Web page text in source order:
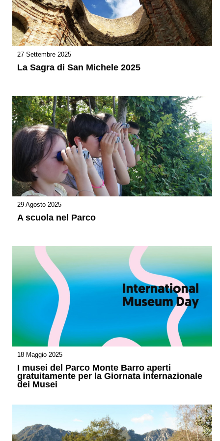
27 Settembre 2025
La Sagra di San Michele 2025
29 Agosto 2025
A scuola nel Parco
18 Maggio 2025
I musei del Parco Monte Barro aperti
gratuitamente per la Giornata internazionale
dei Musei